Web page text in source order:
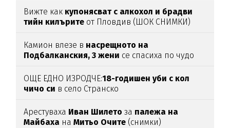
Вижте как купонясват с алкохол и брадви
тийн килърите от Пловдив (ШОК СНИМКИ)
Камион влезе в насрещното на
Подбалканския, 3 жени се спасиха по чудо
ОЩЕ ЕДНО ИЗРОДЧЕ:18-годишен уби с кол
чичо си в село Странско
Арестуваха Иван Шилетоза палежа на
Майбаха наМитьо Очите (снимки)